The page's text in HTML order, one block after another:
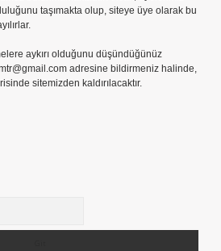
taşımakta olup, siteye üye olarak bu
aykırı olduğunu düşündüğünüz
adresine bildirmeniz halinde,
sitemizden kaldırılacaktır.